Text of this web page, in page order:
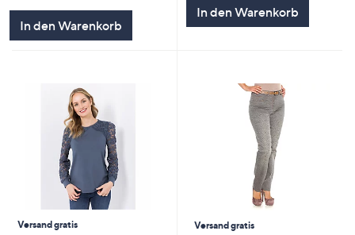
In den Warenkorb
In den Warenkorb
Versand gratis
Versand gratis